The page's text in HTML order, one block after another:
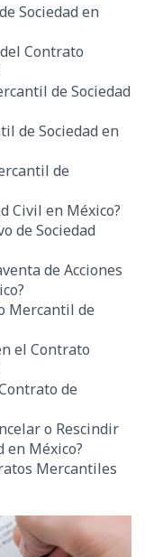
Sociedad en
Contrato
de Sociedad
de Sociedad en
de
Civil en México?
de Sociedad
de Acciones
Mercantil de
el Contrato
de
o Rescindir
en México?
Mercantiles